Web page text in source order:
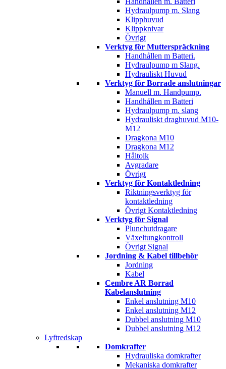
Hydraulpump m. Slang
Klipphuvud
Klippknivar
Övrigt
Verktyg för Mutterspräckning
Handhållen m Batteri.
Hydraulpump m Slang.
Hydrauliskt Huvud
Verktyg för Borrade anslutningar
Manuell m. Handpump.
Handhållen m Batteri
Hydraulpump m. slang
Hydrauliskt draghuvud M10-
M12
Dragkona M10
Dragkona M12
Håltolk
Avgradare
Övrigt
Verktyg för Kontaktledning
Riktningsverktyg för
kontaktledning
Övrigt Kontaktledning
Verktyg för Signal
Plunchutdragare
Växeltungkontroll
Övrigt Signal
Jordning & Kabel tillbehör
Jordning
Kabel
Cembre AR Borrad
Kabelanslutning
Enkel anslutning M10
Enkel anslutning M12
Dubbel anslutning M10
Dubbel anslutning M12
Lyftredskap
Domkrafter
Hydrauliska domkrafter
Mekaniska domkrafter